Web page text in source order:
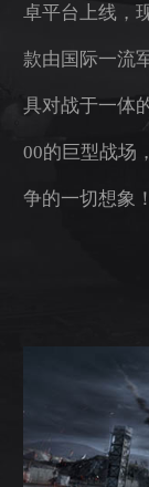
卓平台上线，
款由国际一流
具对战于一体
00的巨型战场
争的一切想象！